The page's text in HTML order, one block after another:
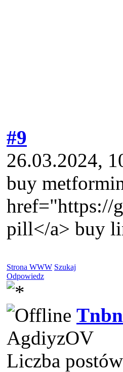
#9
26.03.2024,
buy
href="https://
pill</a> buy
Strona WWW Szukaj
Odpowiedz
AgdiyzOV
Liczba